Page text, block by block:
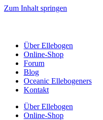
Zum Inhalt springen
Über Ellebogen
Online-Shop
Forum
Blog
Oceanic Ellebogeners
Kontakt
Über Ellebogen
Online-Shop